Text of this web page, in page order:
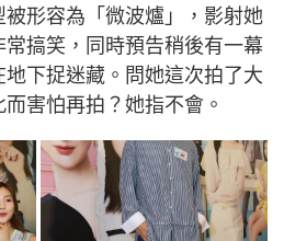
形容為「微波爐」，影射她
搞笑，同時預告稍後有一幕
地下捉迷藏。問她這次拍了大
害怕再拍？她指不會。